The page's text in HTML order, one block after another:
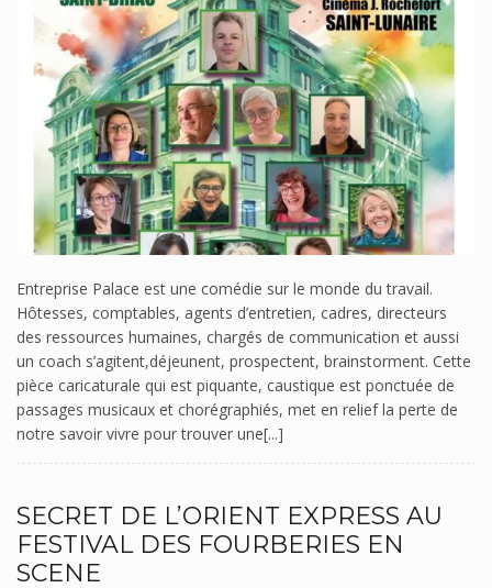
Entreprise Palace est une comédie sur le monde du travail.
Hôtesses, comptables, agents d’entretien, cadres, directeurs
des ressources humaines, chargés de communication et aussi
un coach s’agitent,déjeunent, prospectent, brainstorment. Cette
pièce caricaturale qui est piquante, caustique est ponctuée de
passages musicaux et chorégraphiés, met en relief la perte de
notre savoir vivre pour trouver une[...]
SECRET DE L’ORIENT EXPRESS AU
FESTIVAL DES FOURBERIES EN
SCENE